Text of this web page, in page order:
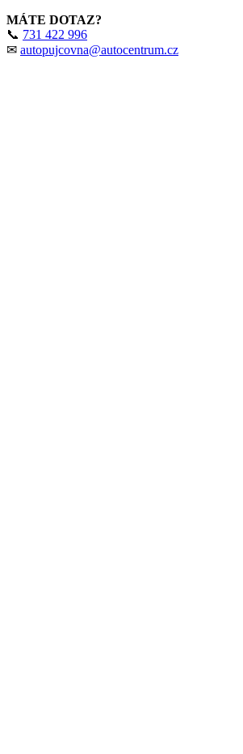
MÁTE DOTAZ?
📞 731 422 996
✉ autopujcovna@autocentrum.cz